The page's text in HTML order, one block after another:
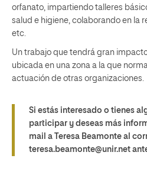
orfanato, impartiendo talleres
salud e higiene, colaborando en la
etc.
Un trabajo que tendrá gran
ubicada en una zona a la que
actuación de otras organizaciones.
Si estás interesado o tienes
participar y deseas más
mail a Teresa Beamonte al
teresa.beamonte@unir.net